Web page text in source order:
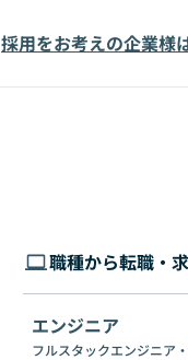
採用をお考えの企業様
東京都 神奈川県 新潟県
職種から転職・
エンジニア
フルスタックエンジニア